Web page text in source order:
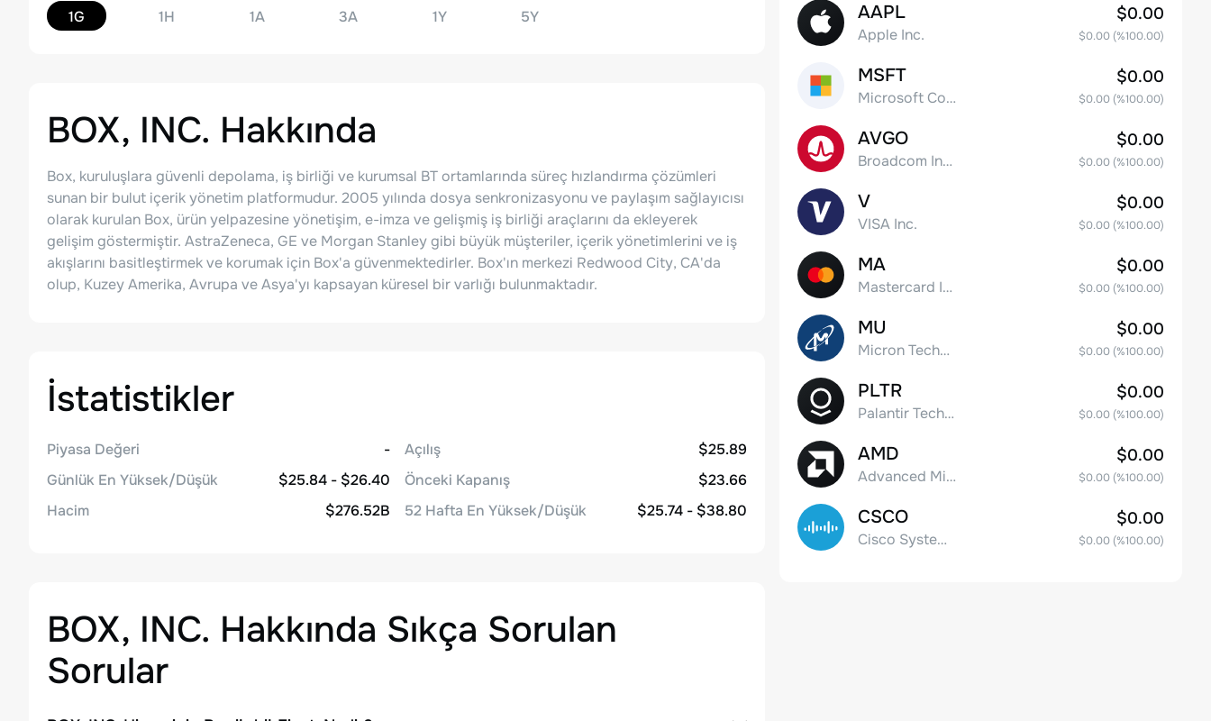
1G 1H 1A 3A 1Y 5Y
BOX, INC. Hakkında
Box, kuruluşlara güvenli depolama, iş birliği ve kurumsal BT ortamlarında süreç hızlandırma çözümleri
sunan bir bulut içerik yönetim platformudur. 2005 yılında dosya senkronizasyonu ve paylaşım sağlayıcısı
olarak kurulan Box, ürün yelpazesine yönetişim, e-imza ve gelişmiş iş birliği araçlarını da ekleyerek
gelişim göstermiştir. AstraZeneca, GE ve Morgan Stanley gibi büyük müşteriler, içerik yönetimlerini ve iş
akışlarını basitleştirmek ve korumak için Box'a güvenmektedirler. Box'ın merkezi Redwood City, CA'da
olup, Kuzey Amerika, Avrupa ve Asya'yı kapsayan küresel bir varlığı bulunmaktadır.
İstatistikler
Piyasa Değeri
-
Günlük En Yüksek/Düşük
$25.84 - $26.40
Hacim
$276.52B
Açılış
$25.89
Önceki Kapanış
$23.66
52 Hafta En Yüksek/Düşük
$25.74 - $38.80
BOX, INC. Hakkında Sıkça Sorulan
Sorular
AAPL
Apple Inc.
$0.00
$0.00(%100.00)
MSFT
Microsoft Corp
$0.00
$0.00(%100.00)
AVGO
Broadcom Inc. Common Stock
$0.00
$0.00(%100.00)
V
VISA Inc.
$0.00
$0.00(%100.00)
MA
Mastercard Incorporated
$0.00
$0.00(%100.00)
MU
Micron Technology, Inc.
$0.00
$0.00(%100.00)
PLTR
Palantir Technologies Inc. Class A Common Stock
$0.00
$0.00(%100.00)
AMD
Advanced Micro Devices
$0.00
$0.00(%100.00)
CSCO
Cisco Systems, Inc. Common Stock (DE)
$0.00
$0.00(%100.00)